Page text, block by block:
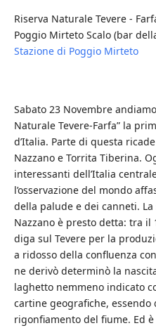
Riserva Naturale Tevere -
Poggio Mirteto Scalo (bar
Stazione di Poggio Mirteto
Sabato 23 Novembre
Naturale Tevere-Farfa” la
d’Italia. Parte di questa
Nazzano e Torrita Tiberina.
interessanti dell’Italia
l’osservazione del mondo
della palude e dei canneti.
Nazzano è presto detta: tra il
diga sul Tevere per la
a ridosso della confluenza
ne derivò determinò la
laghetto nemmeno indicato
cartine geografiche, essendo
rigonfiamento del fiume. Ed è